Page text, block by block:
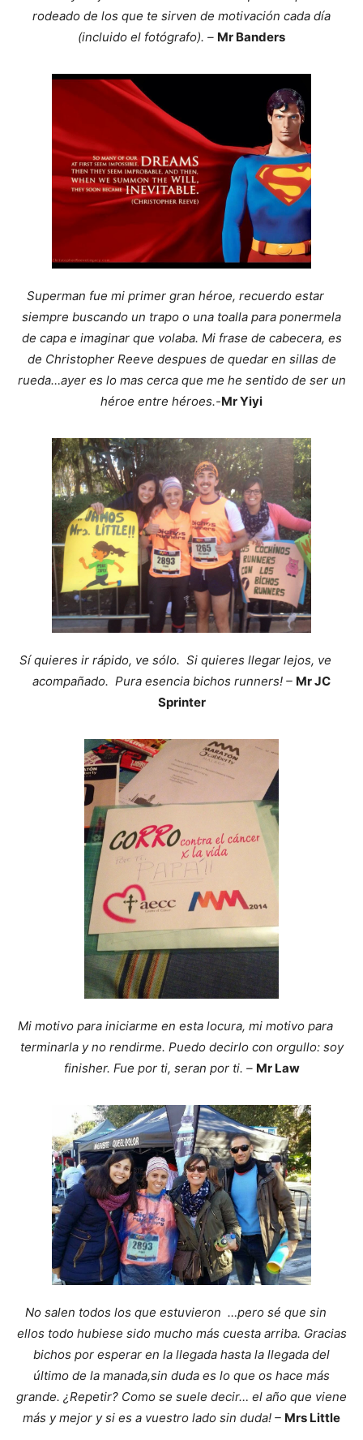
rodeado de los que te sirven de motivación cada día
(incluido el fotógrafo). – Mr Banders
Superman fue mi primer gran héroe, recuerdo estar
siempre buscando un trapo o una toalla para ponermela
de capa e imaginar que volaba. Mi frase de cabecera, es
de Christopher Reeve despues de quedar en sillas de
rueda…ayer es lo mas cerca que me he sentido de ser un
héroe entre héroes.-Mr Yiyi
Sí quieres ir rápido, ve sólo. Si quieres llegar lejos, ve
acompañado. Pura esencia bichos runners! – Mr JC
Sprinter
Mi motivo para iniciarme en esta locura, mi motivo para
terminarla y no rendirme. Puedo decirlo con orgullo: soy
finisher. Fue por ti, seran por ti. – Mr Law
No salen todos los que estuvieron …pero sé que sin
ellos todo hubiese sido mucho más cuesta arriba. Gracias
bichos por esperar en la llegada hasta la llegada del
último de la manada,sin duda es lo que os hace más
grande. ¿Repetir? Como se suele decir… el año que viene
más y mejor y si es a vuestro lado sin duda! – Mrs Little